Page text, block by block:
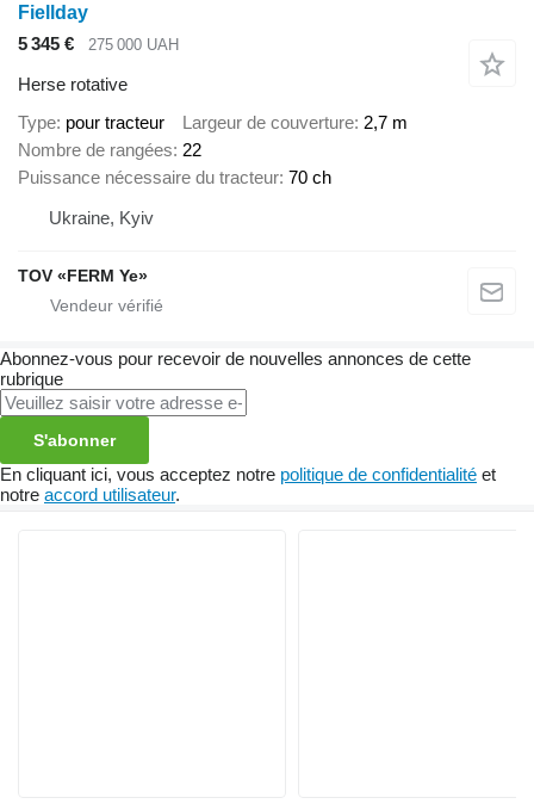
Fiellday
5 345 €
275 000 UAH
Herse rotative
Type pour tracteur Largeur de couverture 2,7 m
Nombre de rangées 22
Puissance nécessaire du tracteur 70 ch
Ukraine, Kyiv
TOV «FERM Ye»
Abonnez-vous pour recevoir de nouvelles annonces de cette
rubrique
S'abonner
En cliquant ici, vous acceptez notre politique de confidentialité et
notre accord utilisateur.